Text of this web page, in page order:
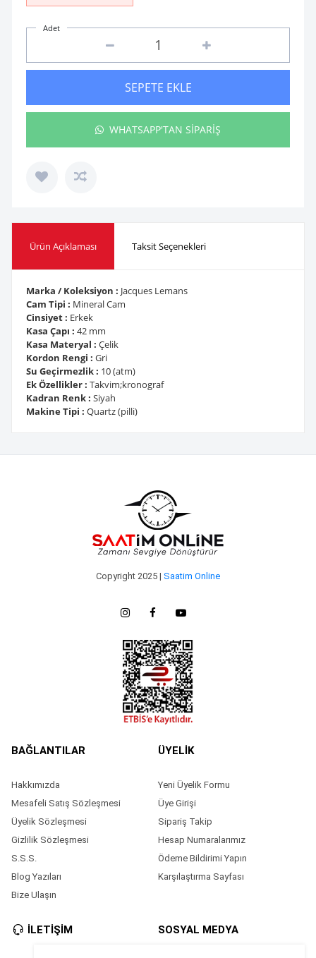
Adet
SEPETE EKLE
WHATSAPP'TAN SİPARİŞ
Ürün Açıklaması Taksit Seçenekleri
Marka / Koleksiyon : Jacques Lemans
Cam Tipi : Mineral Cam
Cinsiyet : Erkek
Kasa Çapı : 42 mm
Kasa Materyal : Çelik
Kordon Rengi : Gri
Su Geçirmezlik : 10 (atm)
Ek Özellikler : Takvim;kronograf
Kadran Renk : Siyah
Makine Tipi : Quartz (pilli)
Copyright 2025 | Saatim Online
BAĞLANTILAR
Hakkımızda
Mesafeli Satış Sözleşmesi
Üyelik Sözleşmesi
Gizlilik Sözleşmesi
S.S.S.
Blog Yazıları
Bize Ulaşın
ÜYELİK
Yeni Üyelik Formu
Üye Girişi
Sipariş Takip
Hesap Numaralarımız
Ödeme Bildirimi Yapın
Karşılaştırma Sayfası
İLETİŞİM SOSYAL MEDYA